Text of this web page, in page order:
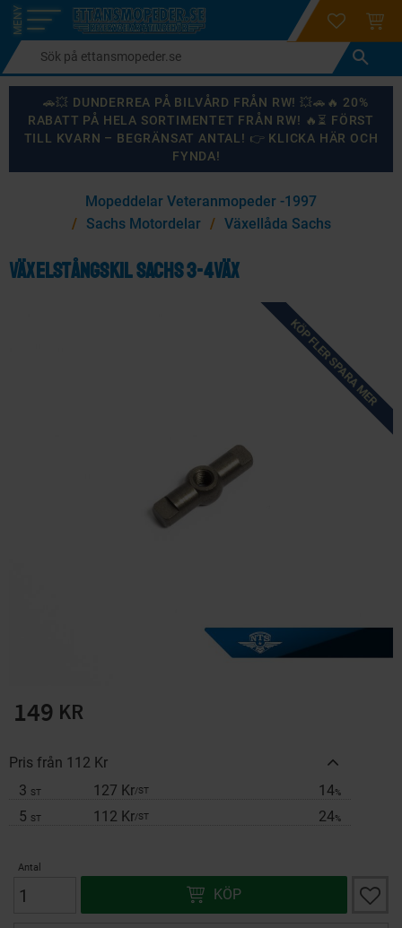
Meny
login
🚗💥 DUNDERREA PÅ BILVÅRD FRÅN RW! 💥🚗🔥 20%
RABATT PÅ HELA SORTIMENTET FRÅN RW! 🔥⏳ FÖRST
TILL KVARN – BEGRÄNSAT ANTAL! 👉 KLICKA HÄR OCH
FYNDA!
KANSKE NÅGON AV DESSA PRODUKTER KAN INTRESSERA
Solglasögon 5 pack
Mopeddelar Veteranmopeder -1997
Sachs Motordelar
Växellåda Sachs
Växelstångskil Sachs 3-4väx
KÖP FLER SPARA MER
149 KR
Pris från 112 Kr
3 ST 127 Kr/ST 14%
5 ST 112 Kr/ST 24%
Antal
KÖP Lägg